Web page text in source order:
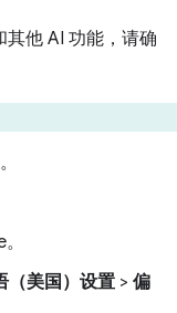
其他 AI 功能，请确
（美国） 设置 > 偏